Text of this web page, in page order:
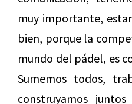
muy importante,
bien, porque la
mundo del pádel, es
Sumemos todos,
construyamos